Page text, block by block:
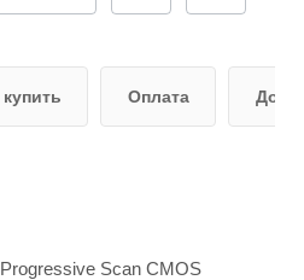
купить Оплата
Progressive Scan CMOS